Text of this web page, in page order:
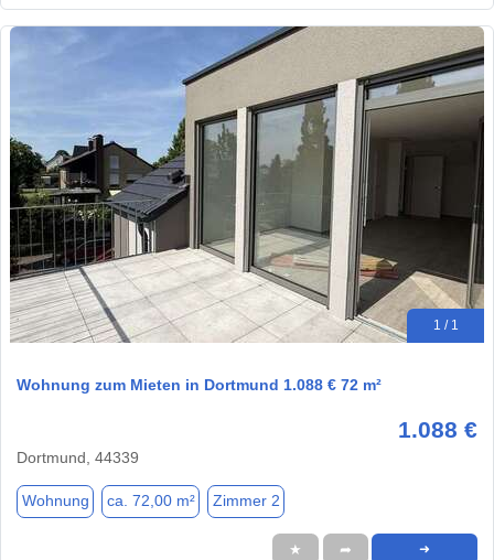
1 / 1
Wohnung zum Mieten in Dortmund 1.088 € 72 m²
1.088 €
Dortmund, 44339
Wohnung ca. 72,00 m² Zimmer 2
★ ➦ ➜